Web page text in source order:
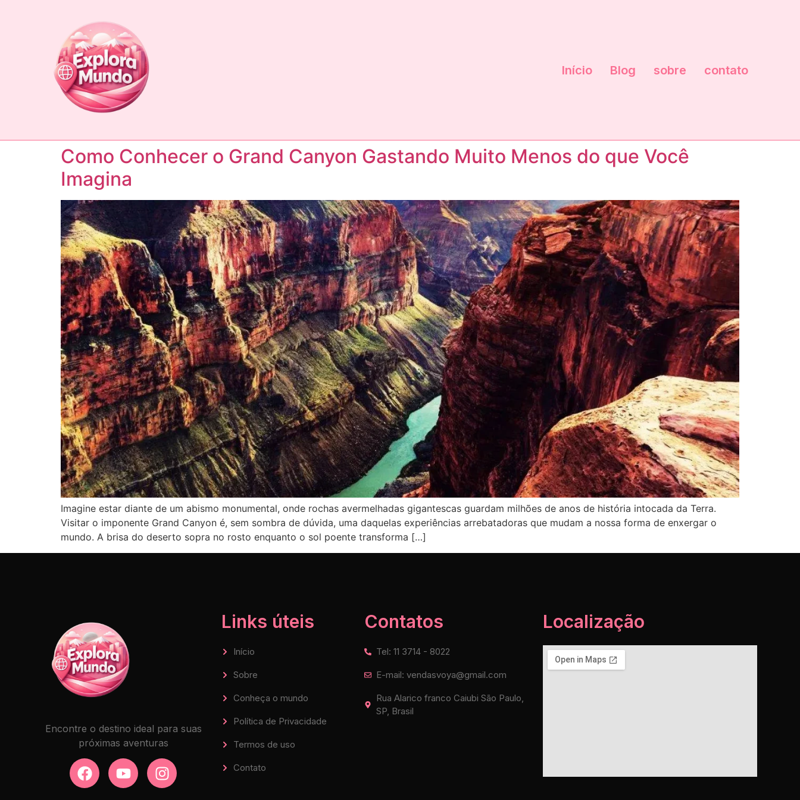
Início Blog sobre contato
Como Conhecer o Grand Canyon Gastando Muito Menos do que Você
Imagina
Imagine estar diante de um abismo monumental, onde rochas avermelhadas gigantescas guardam milhões de anos de história intocada da Terra.
Visitar o imponente Grand Canyon é, sem sombra de dúvida, uma daquelas experiências arrebatadoras que mudam a nossa forma de enxergar o
mundo. A brisa do deserto sopra no rosto enquanto o sol poente transforma […]
Encontre o destino ideal para suas
próximas aventuras
Links úteis
Início
Sobre
Conheça o mundo
Política de Privacidade
Termos de uso
Contato
Contatos
Tel: 11 3714 - 8022
E-mail: vendasvoya@gmail.com
Rua Alarico franco Caiubi São Paulo,
SP, Brasil
Localização